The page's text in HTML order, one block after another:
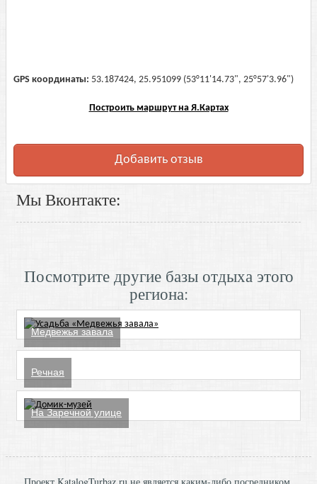
GPS координаты: 53.187424, 25.951099 (53°11'14.73", 25°57'3.96")
Построить маршрут на Я.Картах
Добавить отзыв
Мы Вконтакте:
Посмотрите другие базы отдыха этого
региона:
Медвежья завала
Речная
На Заречной улице
Проект KatalogTurbaz.ru не является каким-либо посредником,